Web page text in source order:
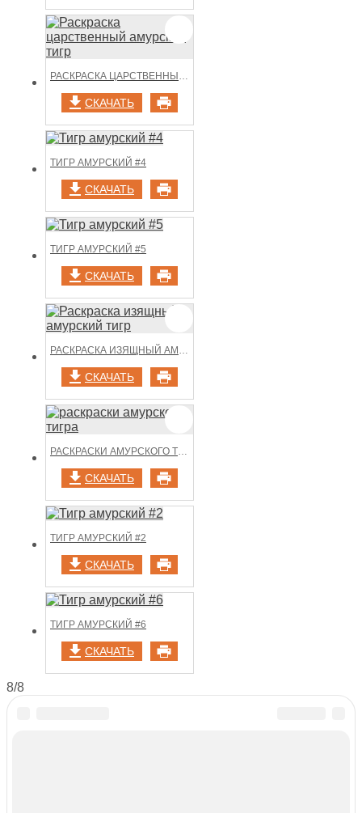
РАСКРАСКА ЦАРСТВЕННЫЙ АМУРСКИЙ ТИГР
СКАЧАТЬ
ТИГР АМУРСКИЙ #4
СКАЧАТЬ
ТИГР АМУРСКИЙ #5
СКАЧАТЬ
РАСКРАСКА ИЗЯЩНЫЙ АМУРСКИЙ ТИГР
СКАЧАТЬ
РАСКРАСКИ АМУРСКОГО ТИГРА
СКАЧАТЬ
ТИГР АМУРСКИЙ #2
СКАЧАТЬ
ТИГР АМУРСКИЙ #6
СКАЧАТЬ
8/8